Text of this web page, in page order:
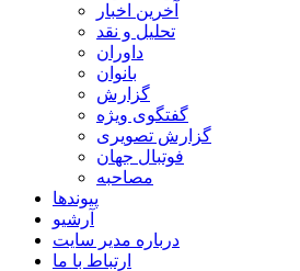
آخرین اخبار
تحلیل و نقد
داوران
بانوان
گزارش
گفتگوی ویژه
گزارش تصویری
فوتبال جهان
مصاحبه
پیوندها
آرشیو
درباره مدیر سایت
ارتباط با ما